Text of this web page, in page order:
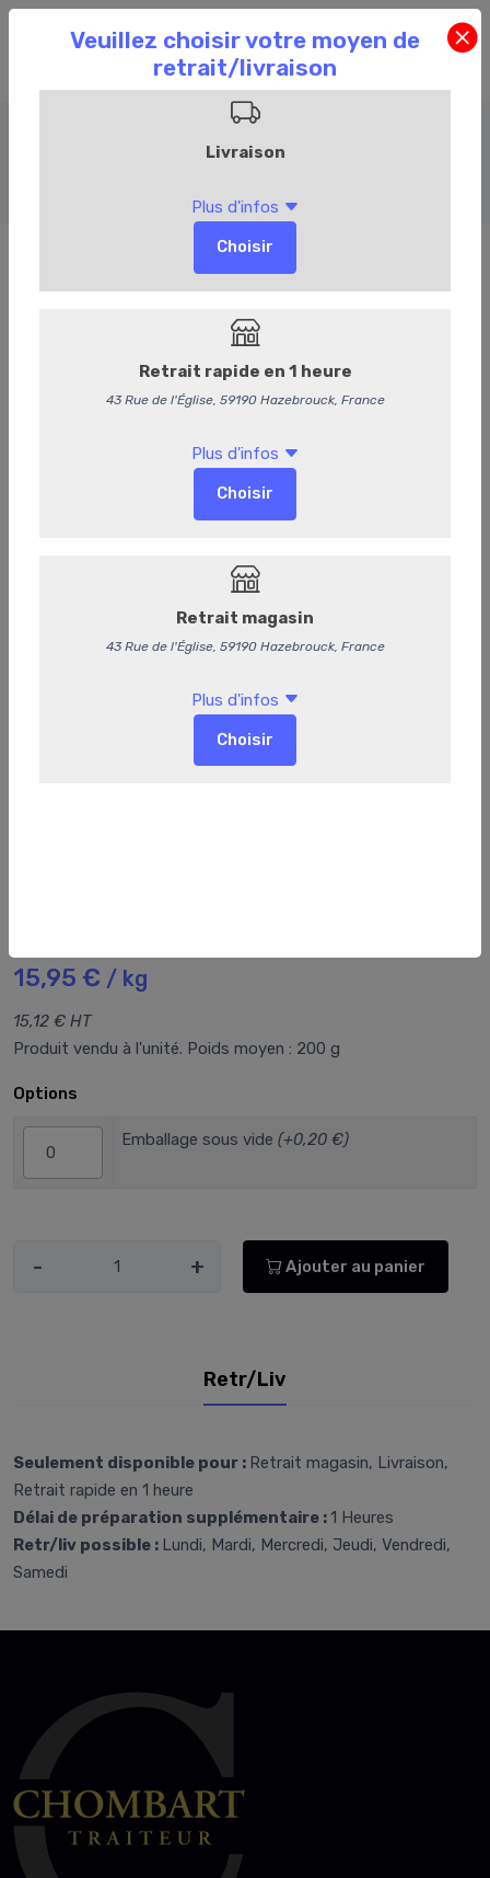
Volaille
15,95 € / kg
15,12 € HT
Produit vendu à l'unité. Poids moyen : 200 g
Options
Emballage sous vide (+0,20 €)
- + Ajouter au panier
Retr/Liv
Seulement disponible pour : Retrait magasin, Livraison,
Retrait rapide en 1 heure
Délai de préparation supplémentaire :1 Heures
Retr/liv possible : Lundi, Mardi, Mercredi, Jeudi, Vendredi,
Samedi